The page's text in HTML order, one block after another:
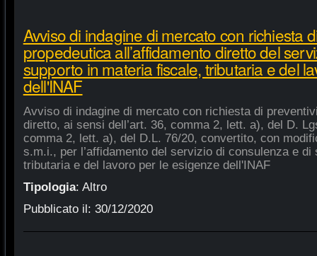
Avviso di indagine di mercato con richiesta
propedeutica all’affidamento diretto del
supporto in materia fiscale, tributaria e del
dell'INAF
Avviso di indagine di mercato con richiesta di
diretto, ai sensi dell’art. 36, comma 2, lett. a), del D.
comma 2, lett. a), del D.L. 76/20, convertito, con
s.m.i., per l’affidamento del servizio di consulenza e
tributaria e del lavoro per le esigenze dell'INAF
Tipologia: Altro
Pubblicato il: 30/12/2020